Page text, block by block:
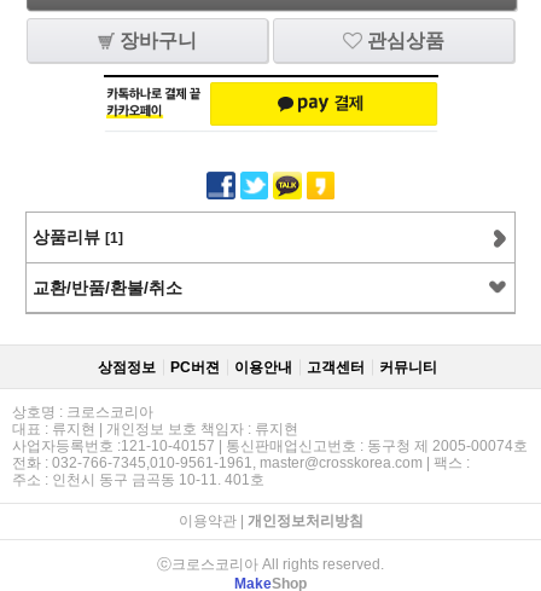
장바구니 관심상품
상품리뷰 [1]
교환/반품/환불/취소
상점정보 PC버젼 이용안내 고객센터 커뮤니티
상호명 : 크로스코리아
대표 : 류지현 | 개인정보 보호 책임자 : 류지현
사업자등록번호 :121-10-40157 | 통신판매업신고번호 : 동구청 제 2005-00074호
전화 : 032-766-7345,010-9561-1961, master@crosskorea.com | 팩스 :
주소 : 인천시 동구 금곡동 10-11. 401호
이용약관| 개인정보처리방침
ⓒ크로스코리아 All rights reserved.
MakeShop